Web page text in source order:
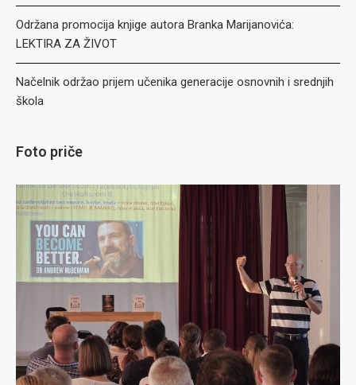
Održana promocija knjige autora Branka Marijanovića:
LEKTIRA ZA ŽIVOT
Načelnik održao prijem učenika generacije osnovnih i srednjih
škola
Foto priče